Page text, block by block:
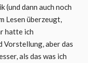
(und dann auch noch
Lesen überzeugt,
hatte ich
Vorstellung, aber das
als das was ich